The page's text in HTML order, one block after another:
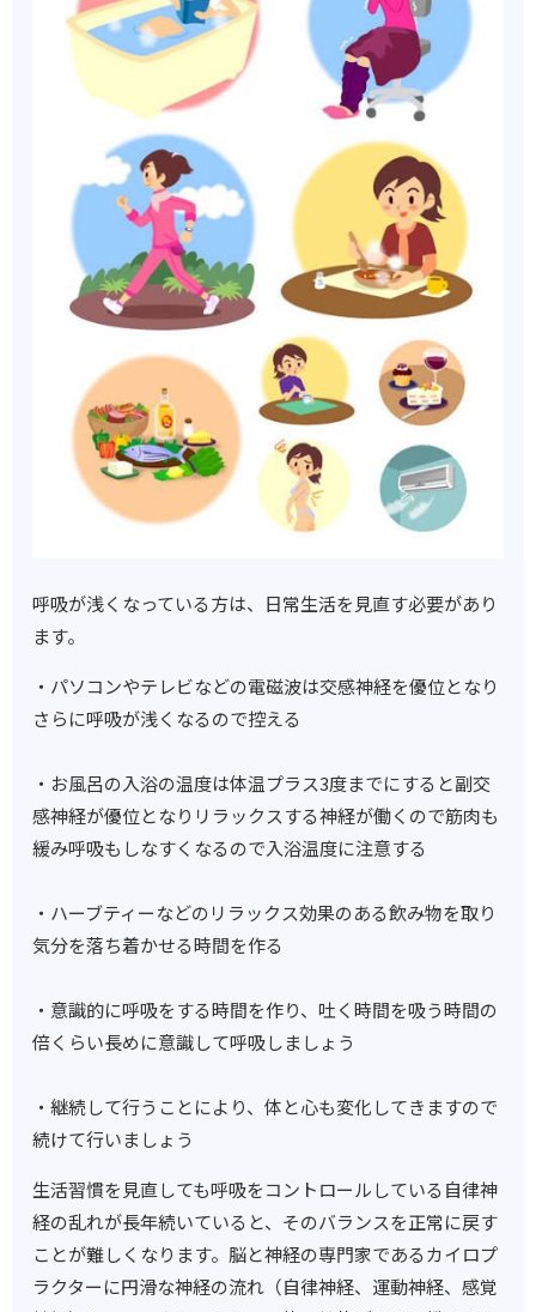
呼吸が浅くなっている方は、日常生活を見直す必要があり
ます。
・パソコンやテレビなどの電磁波は交感神経を優位となり
さらに呼吸が浅くなるので控える
・お風呂の入浴の温度は体温プラス3度までにすると副交
感神経が優位となりリラックスする神経が働くので筋肉も
緩み呼吸もしなすくなるので入浴温度に注意する
・ハーブティーなどのリラックス効果のある飲み物を取り
気分を落ち着かせる時間を作る
・意識的に呼吸をする時間を作り、吐く時間を吸う時間の
倍くらい長めに意識して呼吸しましょう
・継続して行うことにより、体と心も変化してきますので
続けて行いましょう
生活習慣を見直しても呼吸をコントロールしている自律神
経の乱れが長年続いていると、そのバランスを正常に戻す
ことが難しくなります。脳と神経の専門家であるカイロプ
ラクターに円滑な神経の流れ（自律神経、運動神経、感覚